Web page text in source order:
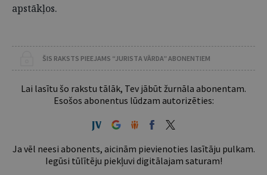
apstākļos.
ŠIS RAKSTS PIEEJAMS “JURISTA VĀRDA” ABONENTIEM
Lai lasītu šo rakstu tālāk, Tev jābūt žurnāla abonentam.
Esošos abonentus lūdzam autorizēties:
Ja vēl neesi abonents, aicinām pievienoties lasītāju pulkam.
Iegūsi tūlītēju piekļuvi digitālajam saturam!